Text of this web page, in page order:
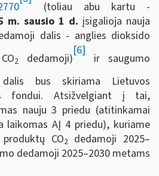
(toliau abu kartu -
m. sausio 1 d. įsigalioja nauja
dalis - anglies dioksido
2 dedamoji)
[6]
ir saugumo
bus skiriama Lietuvos
fondui. Atsižvelgiant į tai,
nauju 3 priedu (atitinkamai
laikomas AĮ 4 priedu), kuriame
CO2 dedamoji 2025–
dedamoji 2025–2030 metams